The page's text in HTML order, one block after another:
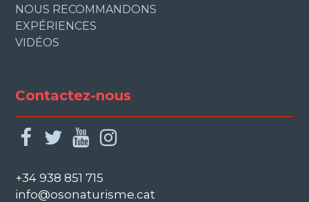
NOUS RECOMMANDONS
EXPÉRIENCES
VIDÉOS
Contactez-nous
facebook
twitteryoutube
+34 938 851 715
info@osonaturisme.cat